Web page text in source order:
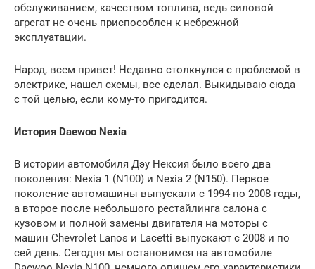
обслуживанием, качеством топлива, ведь силовой
агрегат не очень приспособлен к небрежной
эксплуатации.
Народ, всем привет! Недавно столкнулся с проблемой в
электрике, нашел схемы, все сделал. Выкидываю сюда
с той целью, если кому-то пригодится.
История Daewoo Nexia
В истории автомобиля Дэу Нексия было всего два
поколения: Nexia 1 (N100) и Nexia 2 (N150). Первое
поколение автомашины выпускали с 1994 по 2008 годы,
а второе после небольшого рестайлинга салона с
кузовом и полной замены двигателя на моторы с
машин Chevrolet Lanos и Lacetti выпускают с 2008 и по
сей день. Сегодня мы остановимся на автомобиле